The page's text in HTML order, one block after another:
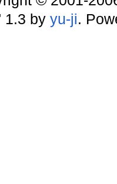
1.3 by yu-ji.